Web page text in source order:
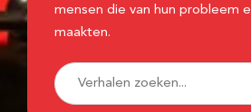
mensen die van hun probleem
maakten.